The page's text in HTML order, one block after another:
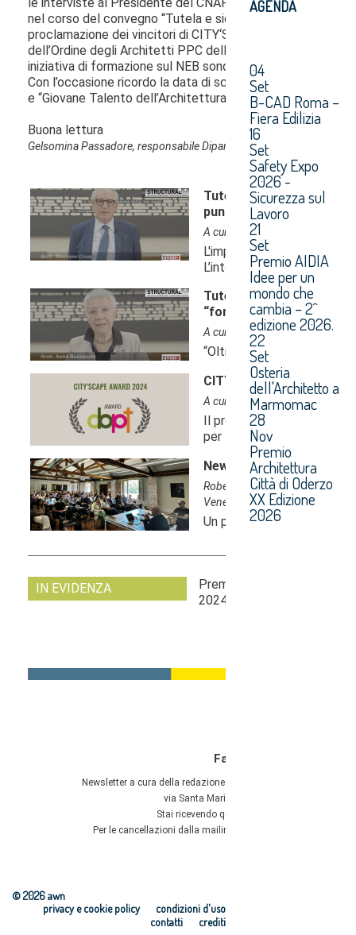
© 2026 awn
condizioni d'uso
privacy e cookie policy
crediti
contatti
AGENDA
04
Set
B-CAD Roma –
Fiera Edilizia
16
Set
Safety Expo
2026 -
Sicurezza sul
Lavoro
21
Set
Premio AIDIA
Idee per un
mondo che
cambia – 2^
edizione 2026.
22
Set
Osteria
dell'Architetto a
Marmomac
28
Nov
Premio
Architettura
Città di Oderzo
XX Edizione
2026